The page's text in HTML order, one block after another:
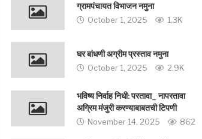
ग्रामपंचायत विभाजन नमुना
October 1, 2025 1.3K
घर बांधणी अग्रीम प्रस्ताव नमुना
October 1, 2025 2.9K
भविष्य निर्वाह निधी: परतावा_ नापरतावा
अग्रिम मंजुरी करण्याबाबतची टिपणी
November 14, 2025 862